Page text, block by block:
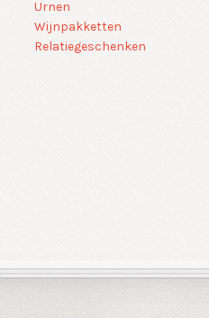
Urnen
Wijnpakketten
Relatiegeschenken